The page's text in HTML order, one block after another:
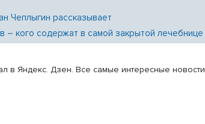
Чеплыгин рассказывает
– кого содержат в самой закрытой
в Яндекс. Дзен. Все самые интересные новости